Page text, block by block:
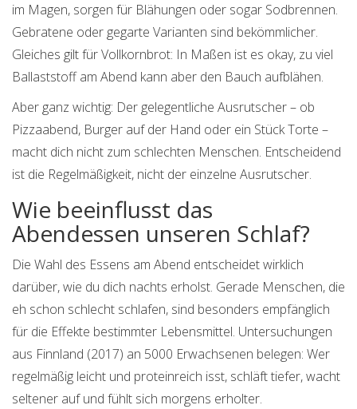
im Magen, sorgen für Blähungen oder sogar Sodbrennen.
Gebratene oder gegarte Varianten sind bekömmlicher.
Gleiches gilt für Vollkornbrot: In Maßen ist es okay, zu viel
Ballaststoff am Abend kann aber den Bauch aufblähen.
Aber ganz wichtig: Der gelegentliche Ausrutscher – ob
Pizzaabend, Burger auf der Hand oder ein Stück Torte –
macht dich nicht zum schlechten Menschen. Entscheidend
ist die Regelmäßigkeit, nicht der einzelne Ausrutscher.
Wie beeinflusst das
Abendessen unseren Schlaf?
Die Wahl des Essens am Abend entscheidet wirklich
darüber, wie du dich nachts erholst. Gerade Menschen, die
eh schon schlecht schlafen, sind besonders empfänglich
für die Effekte bestimmter Lebensmittel. Untersuchungen
aus Finnland (2017) an 5000 Erwachsenen belegen: Wer
regelmäßig leicht und proteinreich isst, schläft tiefer, wacht
seltener auf und fühlt sich morgens erholter.